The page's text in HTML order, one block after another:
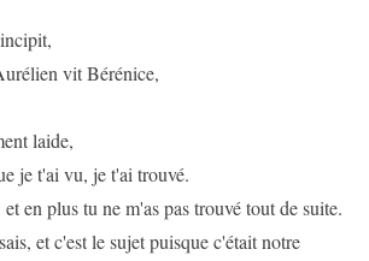
vit Bérénice,
laide,
je t'ai vu, je t'ai trouvé.
en plus tu ne m'as pas trouvé tout de suite.
et c'est le sujet puisque c'était notre